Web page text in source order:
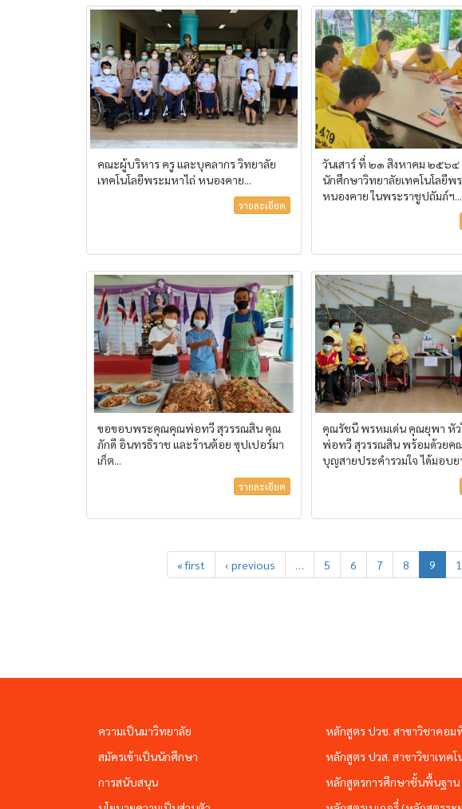
คณะผู้บริหาร ครู และบุคลากร วิทยาลัย
เทคโนโลยีพระมหาไถ่ หนองคาย...
รายละเอียด
วันเสาร์ ที่ ๒๑ สิงหาคม ๒๕๖๔
นักศึกษาวิทยาลัยเทคโนโลยีพ
หนองคาย ในพระราชูปถัมภ์ฯ...
ขอขอบพระคุณคุณพ่อทวี สุวรรณสิน คุณ
ภักดี อินทรธิราช และร้านต้อย ซุปเปอร์มา
เก็ต...
รายละเอียด
คุณรัชนี พรหมเด่น คุณยุพา หั
พ่อทวี สุวรรณสิน พร้อมด้วยค
บุญสายประคำรวมใจ ได้มอบย
« first ‹ previous … 5 6 7 8 9
ความเป็นมาวิทยาลัย
สมัครเข้าเป็นนักศึกษา
การสนับสนุน
หลักสูตร ปวช. สาขาวิชาคอม
หลักสูตร ปวส. สาขาวิชาเทคโ
หลักสูตรการศึกษาชั้นพื้นฐาน